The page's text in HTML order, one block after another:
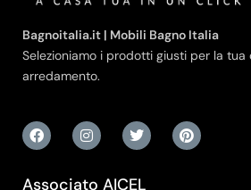
Bagnoitalia.it | Mobili Bagno Italia
Selezioniamo i prodotti giusti per la tua
arredamento.
Associato AICEL